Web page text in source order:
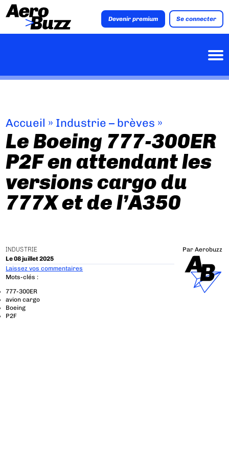
Devenir premium Se connecter
Accueil » Industrie – brèves »
Le Boeing 777-300ER
P2F en attendant les
versions cargo du
777X et de l’A350
INDUSTRIE
Le 08 juillet 2025
Par Aerobuzz
Laissez vos commentaires
Mots-clés :
777-300ER
avion cargo
Boeing
P2F